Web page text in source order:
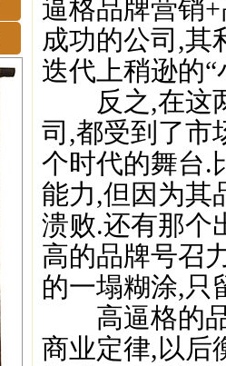
逼格品牌营销
成功的公司,其
迭代上稍逊的
反之,在这两
司,都受到了市
个时代的舞台.
能力,但因为其
溃败.还有那个
高的品牌号召
的一塌糊涂,只
高逼格的品
商业定律,以后